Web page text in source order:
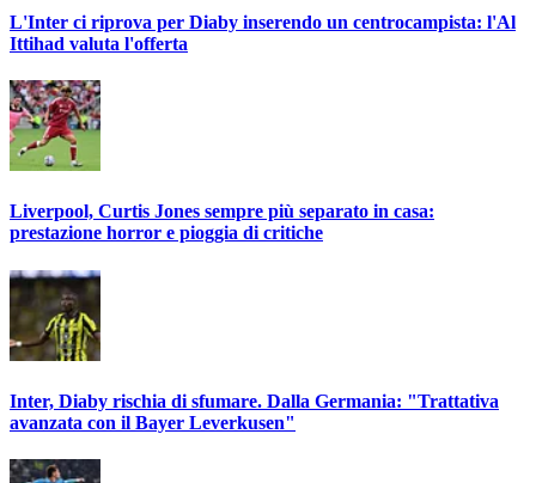
L'Inter ci riprova per Diaby inserendo un centrocampista: l'Al
Ittihad valuta l'offerta
Liverpool, Curtis Jones sempre più separato in casa:
prestazione horror e pioggia di critiche
Inter, Diaby rischia di sfumare. Dalla Germania: "Trattativa
avanzata con il Bayer Leverkusen"